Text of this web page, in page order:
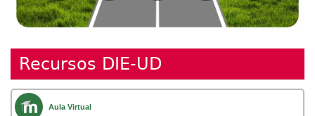
Recursos DIE-UD
Aula Virtual